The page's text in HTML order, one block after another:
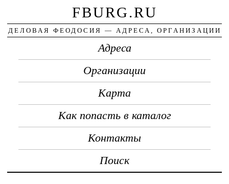
FBURG.RU
ДЕЛОВАЯ ФЕОДОСИЯ — АДРЕСА, ОРГАНИЗАЦИИ
Адреса
Организации
Карта
Как попасть в каталог
Контакты
Поиск